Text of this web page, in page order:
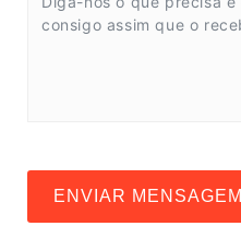
ENVIAR MENSAGEM